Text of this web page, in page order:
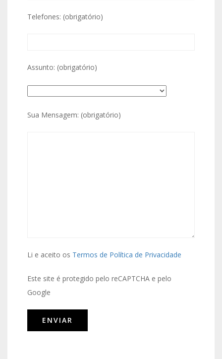
Telefones: (obrigatório)
Assunto: (obrigatório)
Sua Mensagem: (obrigatório)
Li e aceito os Termos de Política de Privacidade
Este site é protegido pelo reCAPTCHA e pelo
Google